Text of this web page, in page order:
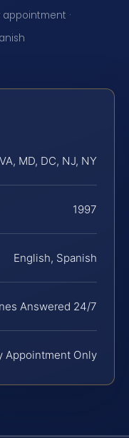
·
VA, MD, DC, NJ, NY
1997
English, Spanish
Answered 24/7
Appointment Only